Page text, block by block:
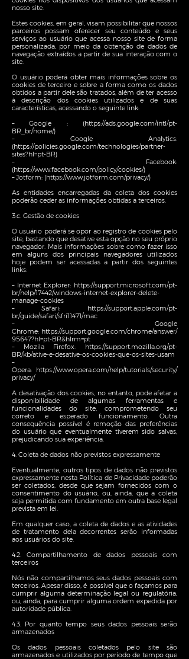
nosso site.
Estes cookies, em geral, visam possibilitar que nossos
parceiros possam oferecer seu conteúdo e seus
serviços ao usuário que acessa nosso site de forma
personalizada, por meio da obtenção de dados de
navegação extraídos a partir de sua interação com o
site.
O usuário poderá obter mais informações sobre os
cookies de terceiro e sobre a forma como os dados
obtidos a partir dele são tratados, além de ter acesso
à descrição dos cookies utilizados e de suas
características, acessando o seguinte link:
– Google : (https://ads.google.com/intl/pt-
BR_br/home/)
– Google Analytics:
(https://policies.google.com/technologies/partner-
sites?hl=pt-BR)
– Facebook:
(https://www.facebook.com/policy/cookies/)
– Jotform: (https://www.jotform.com/privacy/)
As entidades encarregadas da coleta dos cookies
poderão ceder as informações obtidas a terceiros.
3.c. Gestão de cookies
O usuário poderá se opor ao registro de cookies pelo
site, bastando que desative esta opção no seu próprio
navegador. Mais informações sobre como fazer isso
em alguns dos principais navegadores utilizados
hoje podem ser acessadas a partir dos seguintes
links:
– Internet Explorer: https://support.microsoft.com/pt-
br/help/17442/windows-internet-explorer-delete-
manage-cookies
– Safari: https://support.apple.com/pt-
br/guide/safari/sfri11471/mac
– Google
Chrome: https://support.google.com/chrome/answer/
95647?hl=pt-BR&hlrm=pt
– Mozila Firefox: https://support.mozilla.org/pt-
BR/kb/ative-e-desative-os-cookies-que-os-sites-usam
–
Opera: https://www.opera.com/help/tutorials/security/
privacy/
A desativação dos cookies, no entanto, pode afetar a
disponibilidade de algumas ferramentas e
funcionalidades do site, comprometendo seu
correto e esperado funcionamento. Outra
consequência possível é remoção das preferências
do usuário que eventualmente tiverem sido salvas,
prejudicando sua experiência.
4. Coleta de dados não previstos expressamente
Eventualmente, outros tipos de dados não previstos
expressamente nesta Política de Privacidade poderão
ser coletados, desde que sejam fornecidos com o
consentimento do usuário, ou, ainda, que a coleta
seja permitida com fundamento em outra base legal
prevista em lei.
Em qualquer caso, a coleta de dados e as atividades
de tratamento dela decorrentes serão informadas
aos usuários do site.
4.2. Compartilhamento de dados pessoais com
terceiros
Nós não compartilhamos seus dados pessoais com
terceiros. Apesar disso, é possível que o façamos para
cumprir alguma determinação legal ou regulatória,
ou, ainda, para cumprir alguma ordem expedida por
autoridade pública.
4.3. Por quanto tempo seus dados pessoais serão
armazenados
Os dados pessoais coletados pelo site são
armazenados e utilizados por período de tempo que